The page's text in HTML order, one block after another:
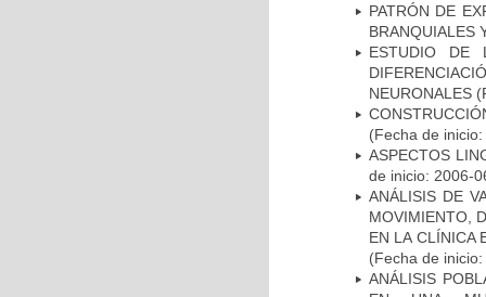
PATRÓN DE
BRANQUIALES
ESTUDIO DE
NEURONALES
(Fecha de
ASPECTOS
de inicio: 2006-
ANÁLISIS DE
MOVIMIENTO,
EN LA CLÍNICA
(Fecha de
ANÁLISIS